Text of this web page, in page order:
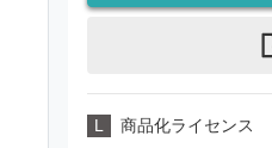
L 商品化ライセンス